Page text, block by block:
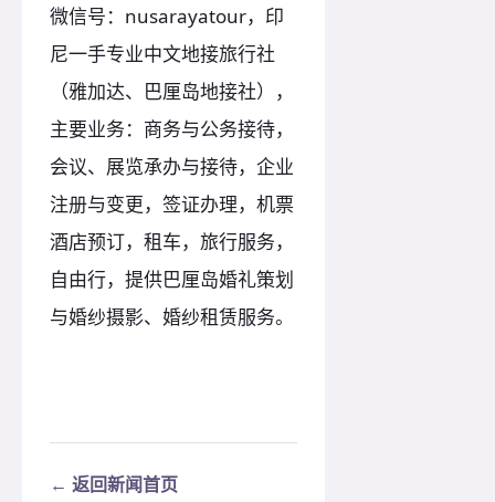
微信号：nusarayatour，印
尼一手专业中文地接旅行社
（雅加达、巴厘岛地接社），
主要业务：商务与公务接待，
会议、展览承办与接待，企业
注册与变更，签证办理，机票
酒店预订，租车，旅行服务，
自由行，提供巴厘岛婚礼策划
与婚纱摄影、婚纱租赁服务。
← 返回新闻首页